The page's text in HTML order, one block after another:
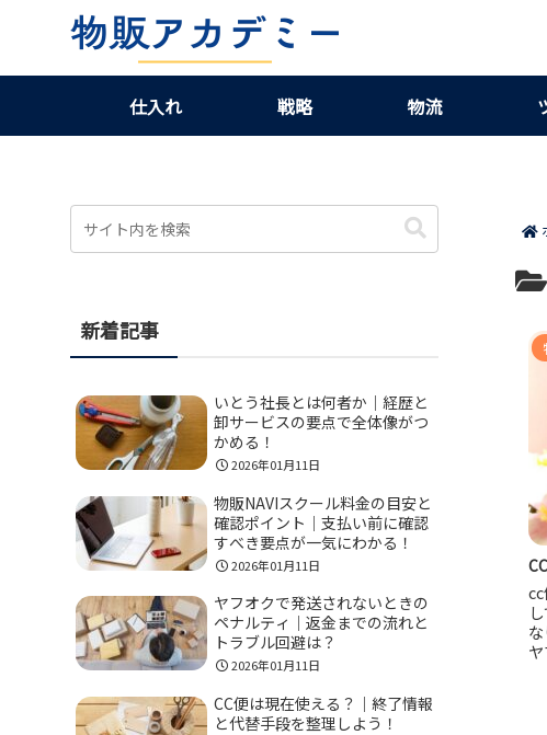
仕入れ 戦略 物流
新着記事
いとう社長とは何者か｜経歴と
卸サービスの要点で全体像がつ
かめる！
2026年01月11日
物販NAVIスクール料金の目安と
確認ポイント｜支払い前に確認
すべき要点が一気にわかる！
2026年01月11日
ヤフオクで発送されないときの
ペナルティ｜返金までの流れと
トラブル回避は？
2026年01月11日
CC便は現在使える？｜終了情報
と代替手段を整理しよう！